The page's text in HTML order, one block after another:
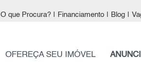
O que Procura? Financiamento Blog
OFEREÇA SEU IMÓVEL